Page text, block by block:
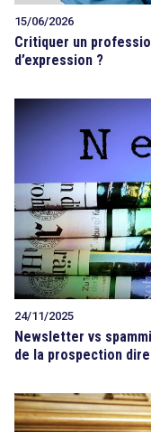
15/06/2026
Critiquer un
d’expression ?
24/11/2025
Newsletter vs
de la prospection